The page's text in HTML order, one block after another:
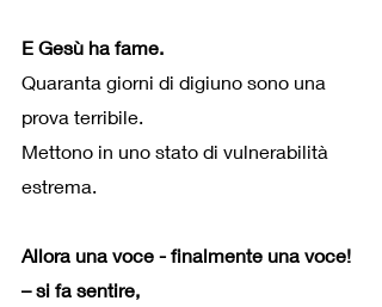
E Gesù ha fame.
Quaranta giorni di digiuno sono una
prova terribile.
Mettono in uno stato di vulnerabilità
estrema.
Allora una voce - finalmente una voce!
– si fa sentire,